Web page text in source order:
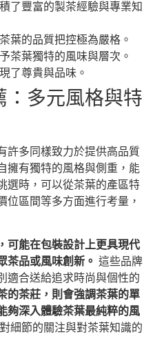
了豐富的製茶經驗與專業知
葉的品質把控極為嚴格。
茶葉獨特的風味與層次。
了尊貴與品味。
：多元風格與特
許多同樣致力於提供高品質
擁有獨特的風格與側重，能
選時，可以從茶葉的產區特
位區間等多方面進行考量，
可能在包裝設計上更具現代
茶品或風味創新。 這些品牌
適合送給追求時尚與個性的
的茶莊，則會強調茶葉的單
夠深入體驗茶葉最純粹的風
細節的關注與對茶葉知識的